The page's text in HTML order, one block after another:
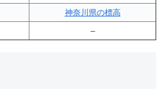
神奈川県の標高
–